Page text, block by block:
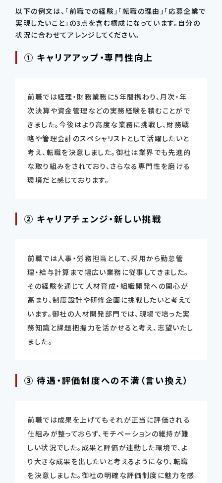
以下の例文は、「前職での経験」「転職の理由」「応募企業で
実現したいこと」の3点を含む構成になっています。自分の
状況に合わせてアレンジしてください。
① キャリアアップ・専門性向上
前職では経理・財務業務に5年間携わり、月次・年
次決算や資金管理などの実務経験を積むことがで
きました。今後はより高度な業務に挑戦し、財務戦
略や管理会計のスペシャリストとして活躍したいと
考え、転職を決意しました。御社は業界でも先進的
な取り組みをされており、さらなる専門性を磨ける
環境だと感じております。
② キャリアチェンジ・新しい挑戦
前職では人事・労務担当として、採用から勤怠管
理・給与計算まで幅広い業務に従事してきました。
その経験を通じて人材育成・組織開発への関心が
高まり、制度設計や研修企画に挑戦したいと考えて
います。御社の人材開発部門では、現場で培った実
務知識と課題把握力を活かせると考え、志望いたし
ました。
③ 待遇・評価制度への不満（言い換え）
前職では成果を上げてもそれが正当に評価される
仕組みが整っておらず、モチベーションの維持が難
しい状況でした。成果と評価が連動した環境で、よ
り大きな成果を出したいと考えるようになり、転職
を決意しました。御社の明確な評価制度に魅力を感